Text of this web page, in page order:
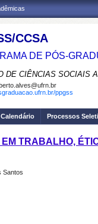
CCSA
DE PÓS-
DE CIÊNCIAS SOCIAIS
ppgss
Calendário Processos
TRABALHO,
Santos